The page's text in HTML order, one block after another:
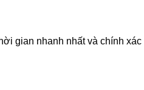
gian nhanh nhất và chính xác